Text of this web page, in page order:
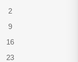
2
9
16
23